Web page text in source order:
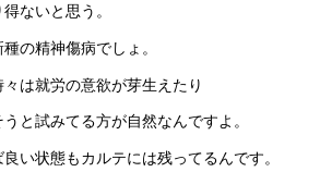
ないと思う。
の精神傷病でしょ。
は就労の意欲が芽生えたり
と試みてる方が自然なんですよ。
い状態もカルテには残ってるんです。